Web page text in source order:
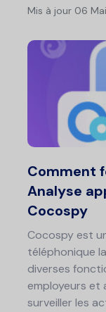
Mis à jour 06
Comment
Analyse
Cocospy
Cocospy est
téléphonique
diverses
employeurs et
surveiller les